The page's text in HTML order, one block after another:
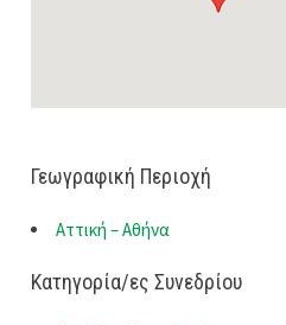
Γεωγραφική Περιοχή
Αττική – Αθήνα
Κατηγορία/ες Συνεδρίου